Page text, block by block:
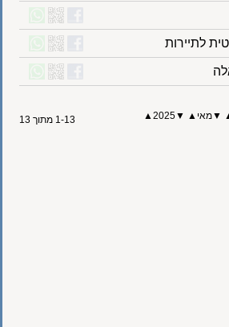
לתיירות
▼מאי ▲
▼
2025
▲ 1-13 מתוך 13